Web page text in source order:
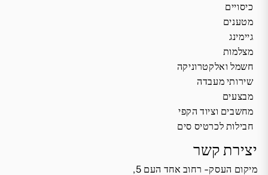
כיסויים
מטענים
גיימינג
מצלמות
חשמל ואלקטרוניקה
שירותי מעבדה
מבצעים
מחשבים וציוד הקפי
חבילות לכרטיס סים
יצירת קשר
מיקום העסק- רחוב אחד העם 5,